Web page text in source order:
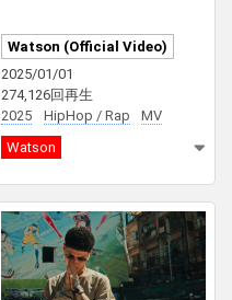
Watson (Official Video)
2025/01/01
274,126回再生
2025
HipHop / Rap
MV
Watson